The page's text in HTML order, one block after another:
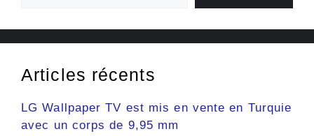
Articles récents
LG Wallpaper TV est mis en vente en Turquie
avec un corps de 9,95 mm